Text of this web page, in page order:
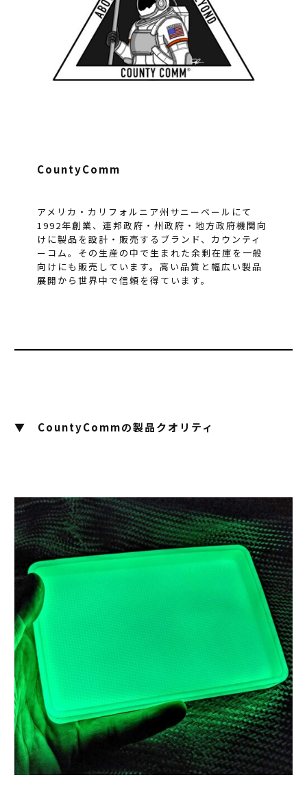
CountyComm
アメリカ・カリフォルニア州サニーベールにて
1992年創業、連邦政府・州政府・地方政府機関向
けに製品を設計・販売するブランド、カウンティ
ーコム。その生産の中で生まれた余剰在庫を一般
向けにも販売しています。高い品質と幅広い製品
展開から世界中で信頼を得ています。
▼ CountyCommの製品クオリティ